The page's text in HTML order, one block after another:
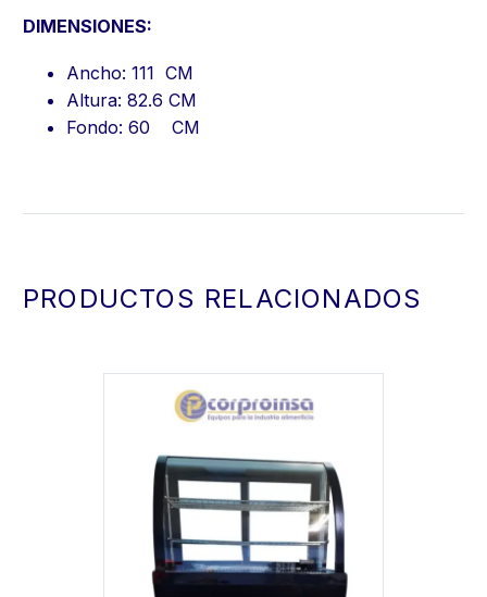
DIMENSIONES:
Ancho: 111 CM
Altura: 82.6 CM
Fondo: 60 CM
PRODUCTOS RELACIONADOS